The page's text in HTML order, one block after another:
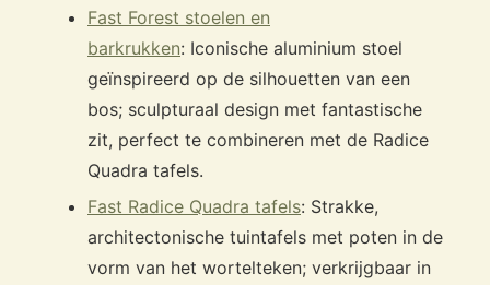
Fast Forest stoelen en
barkrukken: Iconische aluminium stoel
geïnspireerd op de silhouetten van een
bos; sculpturaal design met fantastische
zit, perfect te combineren met de Radice
Quadra tafels.
Fast Radice Quadra tafels: Strakke,
architectonische tuintafels met poten in de
vorm van het wortelteken; verkrijgbaar in